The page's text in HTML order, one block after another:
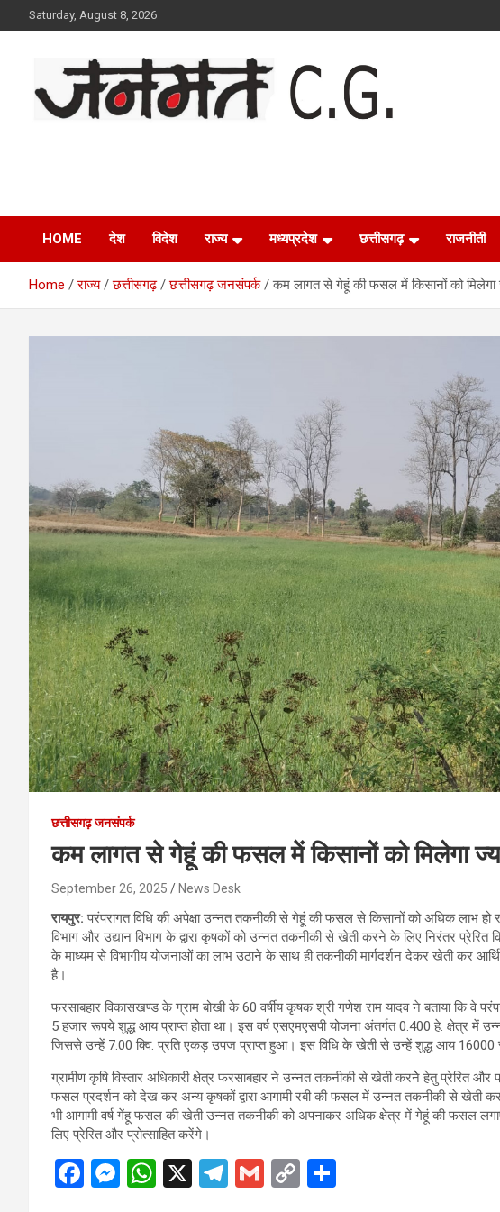
to
Saturday, August 8, 2026
HOME देश विदेश राज्य मध्यप्रदेश छत्तीसगढ़ राजनीती
Home राज्य छत्तीसगढ़ छत्तीसगढ़ जनसंपर्क कम लागत से गेहूं की फसल में किसानों को मिलेगा
छत्तीसगढ़ जनसंपर्क
कम लागत से गेहूं की फसल में किसानों को मिलेगा
September 26, 2025 News Desk
रायपुर:परंपरागत विधि की अपेक्षा उन्नत तकनीकी से गेहूं की फसल से किसानों को अधिक लाभ हो
विभाग और उद्यान विभाग के द्वारा कृषकों को उन्नत तकनीकी से खेती करने के लिए निरंतर प्रेरित
के माध्यम से विभागीय योजनाओं का लाभ उठाने के साथ ही तकनीकी मार्गदर्शन देकर खेती कर
है।
फरसाबहार विकासखण्ड के ग्राम बोखी के 60 वर्षीय कृषक श्री गणेश राम यादव ने बताया कि वे
5 हजार रूपये शुद्ध आय प्राप्त होता था। इस वर्ष एसएमएसपी योजना अंतर्गत 0.400 हे. क्षेत्र में
जिससे उन्हें 7.00 क्वि. प्रति एकड़ उपज प्राप्त हुआ। इस विधि के खेती से उन्हें शुद्ध आय 16000
ग्रामीण कृषि विस्तार अधिकारी क्षेत्र फरसाबहार ने उन्नत तकनीकी से खेती करनेे हेतु प्रेरित और
फसल प्रदर्शन को देख कर अन्य कृषकों द्वारा आगामी रबी की फसल में उन्नत तकनीकी से खेती
भी आगामी वर्ष गेंहू फसल की खेती उन्नत तकनीकी को अपनाकर अधिक क्षेत्र में गेहूं की फसल
लिए प्रेरित और प्रोत्साहित करेंगे।
F
M W X
T
G
C